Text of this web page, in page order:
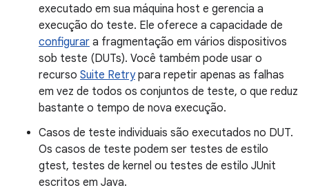
executado em sua máquina host e gerencia a
execução do teste. Ele oferece a capacidade de
configurar a fragmentação em vários dispositivos
sob teste (DUTs). Você também pode usar o
recurso Suite Retrypara repetir apenas as falhas
em vez de todos os conjuntos de teste, o que reduz
bastante o tempo de nova execução.
Casos de teste individuais são executados no DUT.
Os casos de teste podem ser testes de estilo
gtest, testes de kernel ou testes de estilo JUnit
escritos em Java.